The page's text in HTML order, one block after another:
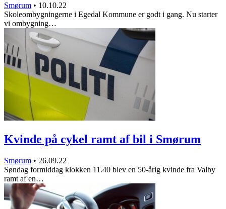
Smørum • 10.10.22
Skoleombygningerne i Egedal Kommune er godt i gang. Nu starter
vi ombygning…
Kvinde på cykel ramt af bil i Smørum
Smørum • 26.09.22
Søndag formiddag klokken 11.40 blev en 50-årig kvinde fra Valby
ramt af en…